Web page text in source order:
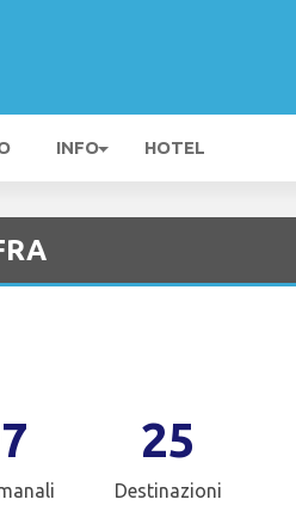
INFO HOTEL
25
Destinazioni